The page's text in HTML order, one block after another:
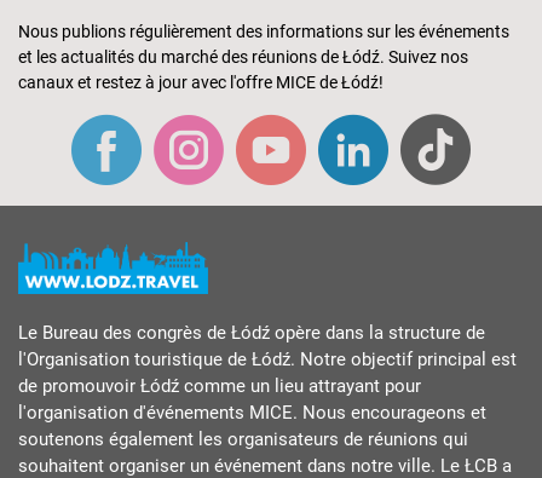
Nous publions régulièrement des informations sur les événements
et les actualités du marché des réunions de Łódź. Suivez nos
canaux et restez à jour avec l'offre MICE de Łódź!
Le Bureau des congrès de Łódź opère dans la structure de
l'Organisation touristique de Łódź. Notre objectif principal est
de promouvoir Łódź comme un lieu attrayant pour
l'organisation d'événements MICE. Nous encourageons et
soutenons également les organisateurs de réunions qui
souhaitent organiser un événement dans notre ville. Le ŁCB a